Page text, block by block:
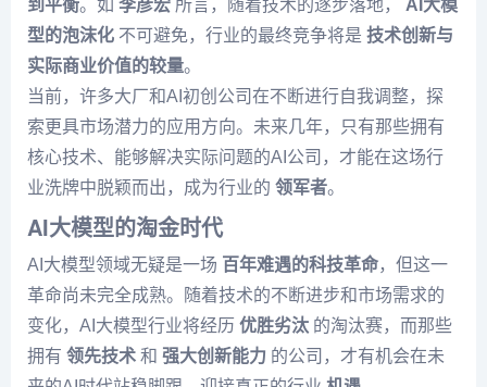
到平衡。如 李彦宏 所言，随着技术的逐步落地， AI大模
型的泡沫化 不可避免，行业的最终竞争将是 技术创新与
实际商业价值的较量。
当前，许多大厂和AI初创公司在不断进行自我调整，探
索更具市场潜力的应用方向。未来几年，只有那些拥有
核心技术、能够解决实际问题的AI公司，才能在这场行
业洗牌中脱颖而出，成为行业的 领军者。
AI大模型的淘金时代
AI大模型领域无疑是一场 百年难遇的科技革命，但这一
革命尚未完全成熟。随着技术的不断进步和市场需求的
变化，AI大模型行业将经历 优胜劣汰 的淘汰赛，而那些
拥有 领先技术 和 强大创新能力 的公司，才有机会在未